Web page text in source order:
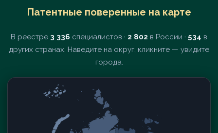
Патентные поверенные на карте
В реестре 3 336 специалистов · 2 802 в России · 534 в
других странах. Наведите на округ, кликните — увидите
города.